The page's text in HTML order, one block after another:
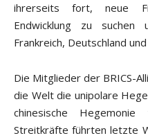
ihrerseits fort, neue
Endwicklung zu suchen
Frankreich, Deutschland
Die Mitglieder der BRICS-
die Welt die unipolare
chinesische Hegemonie
Streitkräfte führten letzte